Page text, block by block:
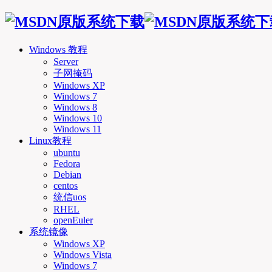
Windows 教程
Server
子网掩码
Windows XP
Windows 7
Windows 8
Windows 10
Windows 11
Linux教程
ubuntu
Fedora
Debian
centos
统信uos
RHEL
openEuler
系统镜像
Windows XP
Windows Vista
Windows 7